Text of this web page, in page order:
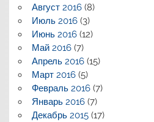
Август 2016(8)
Июль 2016(3)
Июнь 2016(12)
Май 2016(7)
Апрель 2016(15)
Март 2016(5)
Февраль 2016(7)
Январь 2016(7)
Декабрь 2015(17)